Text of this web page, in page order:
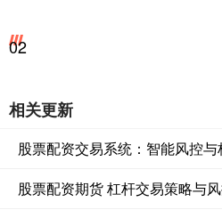
02
相关更新
股票配资交易系统：智能风控
股票配资期货 杠杆交易策略与